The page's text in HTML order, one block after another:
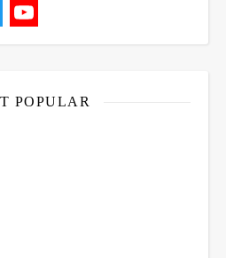
YouTube
POPULAR